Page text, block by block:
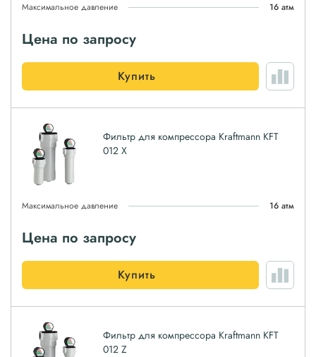
Максимальное давление 16 атм
Цена по запросу
Купить
Фильтр для компрессора Kraftmann KFT
012 X
Максимальное давление 16 атм
Цена по запросу
Купить
Фильтр для компрессора Kraftmann KFT
012 Z